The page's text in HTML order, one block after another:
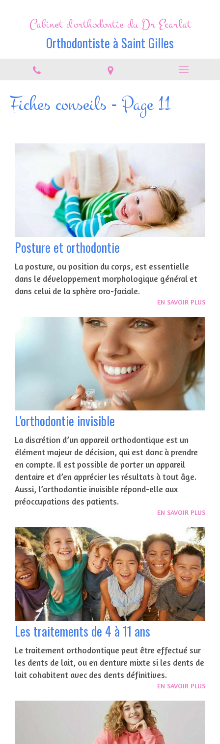
Cabinet d'orthodontie du Dr Ecarlat
Orthodontiste à Saint Gilles
Fiches conseils - Page 11
Posture et orthodontie
La posture, ou position du corps, est essentielle
dans le développement morphologique général et
dans celui de la sphère oro-faciale.
EN SAVOIR PLUS
L'orthodontie invisible
La discrétion d’un appareil orthodontique est un
élément majeur de décision, qui est donc à prendre
en compte. Il est possible de porter un appareil
dentaire et d’en apprécier les résultats à tout âge.
Aussi, l’orthodontie invisible répond-elle aux
préoccupations des patients.
EN SAVOIR PLUS
Les traitements de 4 à 11 ans
Le traitement orthodontique peut être effectué sur
les dents de lait, ou en denture mixte si les dents de
lait cohabitent avec des dents définitives.
EN SAVOIR PLUS